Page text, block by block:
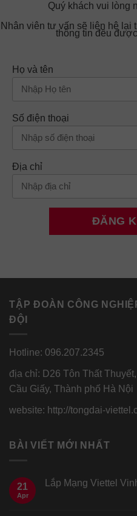
Quý khách vui lòng
Nhân viên tư vấn sẽ liên hệ lại
thông tin đều
Họ và tên
Số điện thoại
Địa chỉ
TẬP ĐOÀN CÔNG
ĐỘI
Hotline: 096.207.2345
địa chỉ: D26 Tôn Thất
Cầu Giấy, Thành phố Hà Nội
website: http://tongdai-
BÀI VIẾT MỚI NHẤT
21
Apr
Lắp Mạng Viettel